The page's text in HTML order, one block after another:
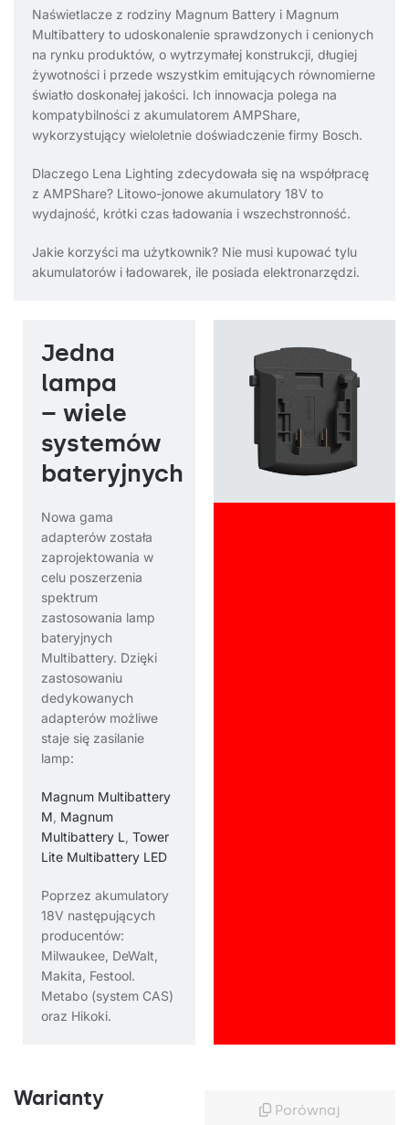
Naświetlacze z rodziny Magnum Battery i Magnum
Multibattery to udoskonalenie sprawdzonych i cenionych
na rynku produktów, o wytrzymałej konstrukcji, długiej
żywotności i przede wszystkim emitujących równomierne
światło doskonałej jakości. Ich innowacja polega na
kompatybilności z akumulatorem AMPShare,
wykorzystujący wieloletnie doświadczenie firmy Bosch.
Dlaczego Lena Lighting zdecydowała się na współpracę
z AMPShare? Litowo-jonowe akumulatory 18V to
wydajność, krótki czas ładowania i wszechstronność.
Jakie korzyści ma użytkownik? Nie musi kupować tylu
akumulatorów i ładowarek, ile posiada elektronarzędzi.
Jedna
lampa
– wiele
systemów
bateryjnych
Nowa gama
adapterów została
zaprojektowania w
celu poszerzenia
spektrum
zastosowania lamp
bateryjnych
Multibattery. Dzięki
zastosowaniu
dedykowanych
adapterów możliwe
staje się zasilanie
lamp:
Magnum Multibattery
M Magnum
Multibattery L Tower
Lite Multibattery LED
Poprzez akumulatory
18V następujących
producentów:
Milwaukee, DeWalt,
Makita, Festool.
Metabo (system CAS)
oraz Hikoki.
Warianty Porównaj